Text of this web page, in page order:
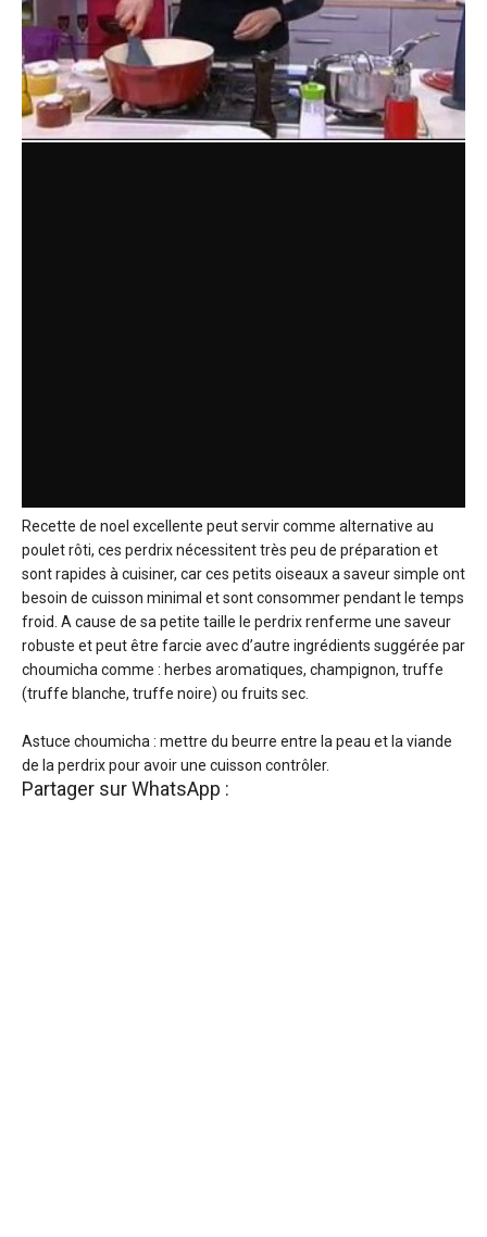
Recette de noel excellente peut servir comme alternative au
poulet rôti, ces perdrix nécessitent très peu de préparation et
sont rapides à cuisiner, car ces petits oiseaux a saveur simple ont
besoin de cuisson minimal et sont consommer pendant le temps
froid. A cause de sa petite taille le perdrix renferme une saveur
robuste et peut être farcie avec d’autre ingrédients suggérée par
choumicha comme : herbes aromatiques, champignon, truffe
(truffe blanche, truffe noire) ou fruits sec.
Astuce choumicha : mettre du beurre entre la peau et la viande
de la perdrix pour avoir une cuisson contrôler.
Partager sur WhatsApp :